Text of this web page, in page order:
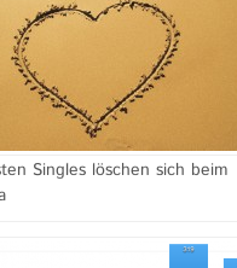
Singles löschen sich beim